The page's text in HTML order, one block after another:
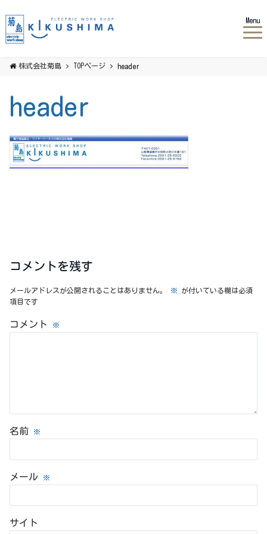
Menu
株式会社菊島 TOPページ header
header
コメントを残す
メールアドレスが公開されることはありません。 ※ が付いている欄は必須
項目です
コメント ※
名前 ※
メール ※
サイト